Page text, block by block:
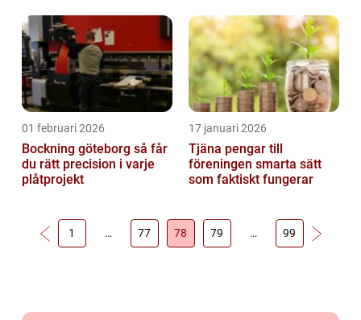
01 februari 2026
Bockning göteborg så får
du rätt precision i varje
plåtprojekt
17 januari 2026
Tjäna pengar till
föreningen smarta sätt
som faktiskt fungerar
1 … 77 78 79 … 99